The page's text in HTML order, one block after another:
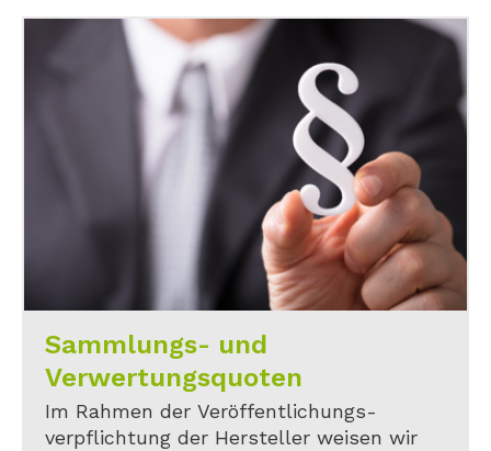
Sammlungs- und
Verwertungsquoten
Im Rahmen der Veröffentlichungs-
verpflichtung der Hersteller weisen wir